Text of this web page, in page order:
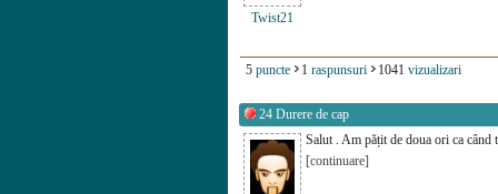
Twist21
5 puncte 1 raspunsuri 1041 vizualizari
24 Durere de cap
Salut . Am pățit de doua ori ca când
[continuare]